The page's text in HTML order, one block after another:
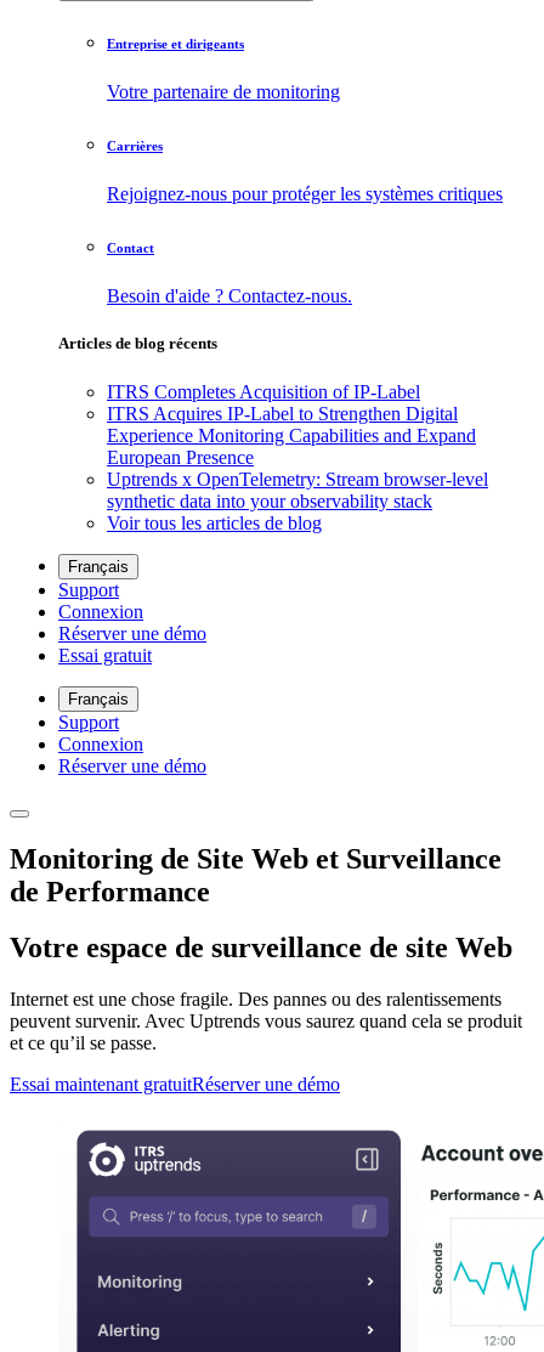
Entreprise et dirigeants
Votre partenaire de monitoring
Carrières
Rejoignez-nous pour protéger les systèmes critiques
Contact
Besoin d'aide ? Contactez-nous.
Articles de blog récents
ITRS Completes Acquisition of IP-Label
ITRS Acquires IP-Label to Strengthen Digital
Experience Monitoring Capabilities and Expand
European Presence
Uptrends x OpenTelemetry: Stream browser-level
synthetic data into your observability stack
Voir tous les articles de blog
Français
Support
Connexion
Réserver une démo
Essai gratuit
Français
Support
Connexion
Réserver une démo
Monitoring de Site Web et Surveillance
de Performance
Votre espace de surveillance de site Web
Internet est une chose fragile. Des pannes ou des ralentissements
peuvent survenir. Avec Uptrends vous saurez quand cela se produit
et ce qu’il se passe.
Essai maintenant gratuitRéserver une démo